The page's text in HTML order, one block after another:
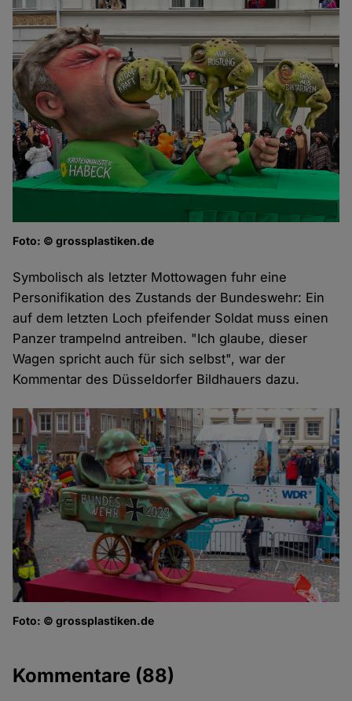
Foto: © grossplastiken.de
Symbolisch als letzter Mottowagen fuhr eine
Personifikation des Zustands der Bundeswehr: Ein
auf dem letzten Loch pfeifender Soldat muss einen
Panzer trampelnd antreiben. "Ich glaube, dieser
Wagen spricht auch für sich selbst", war der
Kommentar des Düsseldorfer Bildhauers dazu.
Foto: © grossplastiken.de
Kommentare (88)